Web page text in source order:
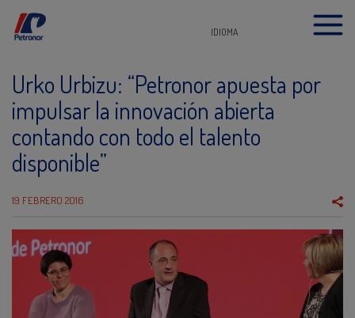
IDIOMA
Urko Urbizu: “Petronor apuesta por
impulsar la innovación abierta
contando con todo el talento
disponible”
19 FEBRERO 2016